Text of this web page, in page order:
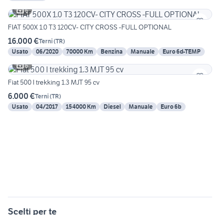
6
FIAT 500X 1.0 T3 120CV- CITY CROSS -FULL OPTIONAL
16.000 €Terni(TR)
Usato
06/2020 70000 Km Benzina Manuale
Euro 6d-TEMP
6
Fiat 500 l trekking 1.3 MJT 95 cv
6.000 €Terni(TR)
Usato
04/2017 154000 Km Diesel Manuale Euro 6b
Scelti per te